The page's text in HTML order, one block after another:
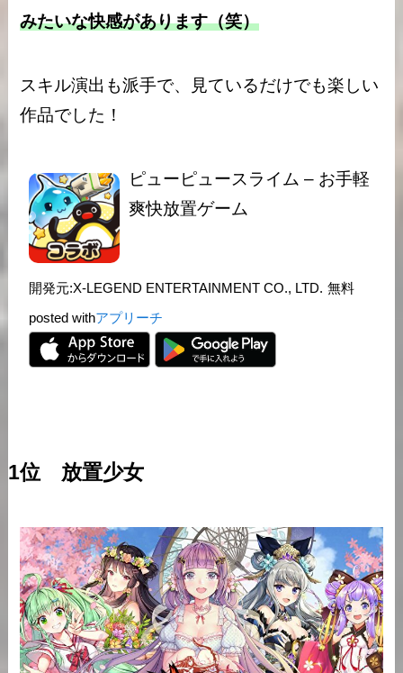
みたいな快感があります（笑）
スキル演出も派手で、見ているだけでも楽しい
作品でした！
ピューピュースライム – お手軽
爽快放置ゲーム
開発元:X-LEGEND ENTERTAINMENT CO., LTD. 無料
posted withアプリーチ
1位 放置少女